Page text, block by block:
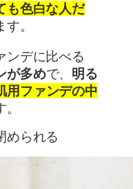
も色白な人だ
。
ンデに比べる
が多めで、 明る
用ファンデの中
められる